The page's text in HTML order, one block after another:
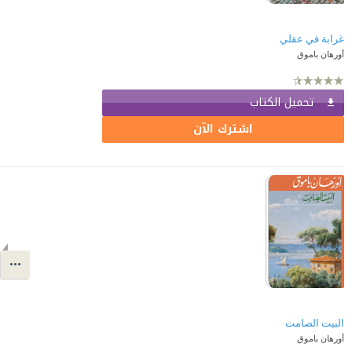
غرابة في عقلي
أورهان باموق
تحميل الكتاب
اشترك الآن
البيت الصامت
أورهان باموق